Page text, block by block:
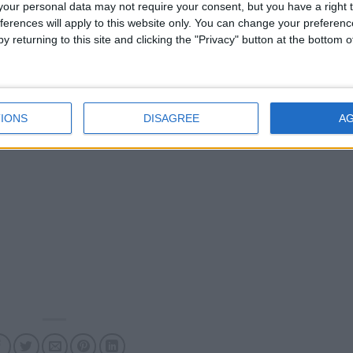
personal data may not require your consent, but you have a right
will apply to this website only. You can change your
returning to this site and clicking the "Privacy" button at the bottom
DISAGREE
ans. J’ai aussi été sur le banc parce que mon coach n’était
ce que j’attends de mes joueurs. Se plaindre ne sert à rien. Sois
en match, et on verra.